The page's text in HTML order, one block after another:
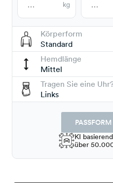
kg
Körperform
Standard
Hemdlänge
Mittel
Tragen Sie eine
Links
KI
über